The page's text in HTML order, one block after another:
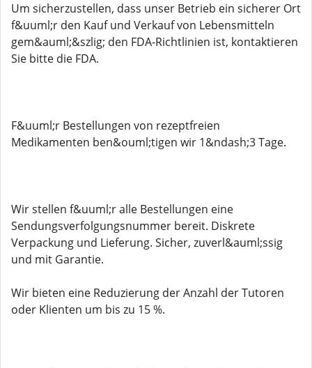
Um sicherzustellen, dass unser Betrieb ein sicherer Ort
f&uuml;r den Kauf und Verkauf von Lebensmitteln
gem&auml;&szlig; den FDA-Richtlinien ist, kontaktieren
Sie bitte die FDA.
F&uuml;r Bestellungen von rezeptfreien
Medikamenten ben&ouml;tigen wir 1&ndash;3 Tage.
Wir stellen f&uuml;r alle Bestellungen eine
Sendungsverfolgungsnummer bereit. Diskrete
Verpackung und Lieferung. Sicher, zuverl&auml;ssig
und mit Garantie.
Wir bieten eine Reduzierung der Anzahl der Tutoren
oder Klienten um bis zu 15 %.